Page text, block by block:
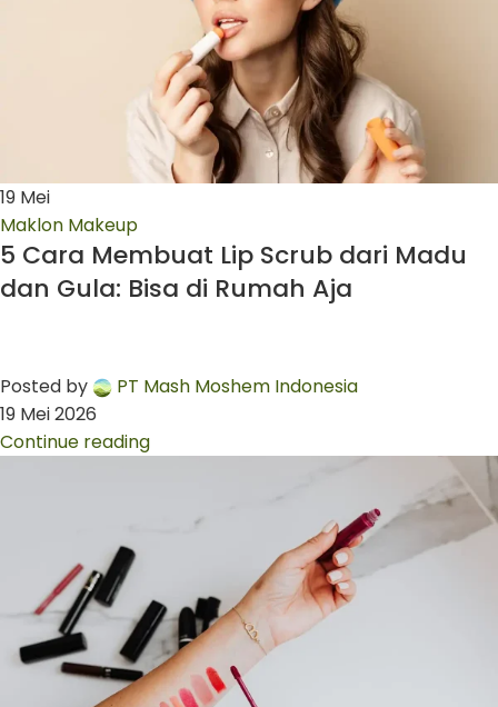
19 Mei
Maklon Makeup
5 Cara Membuat Lip Scrub dari Madu
dan Gula: Bisa di Rumah Aja
Posted by
PT Mash Moshem Indonesia
19 Mei 2026
Continue reading